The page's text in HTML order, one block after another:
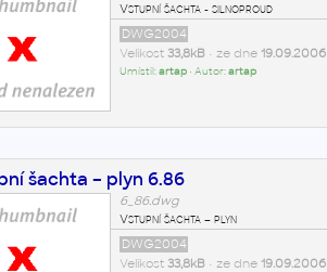
Vstupní šachta - silnoproud
DWG2004
Velikost 33,8kB• ze dne 19.09.2006
Umístil:artap• Autor:artap
šachta – plyn 6.86
6_86.dwg
Vstupní šachta – plyn
DWG2004
Velikost 33,8kB• ze dne 19.09.2006